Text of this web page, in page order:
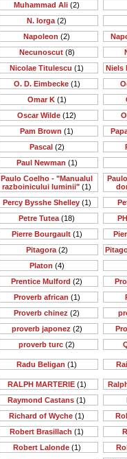
Muhammad Ali (2)
N. Iorga (2)
Napoleon (2)
Necunoscut(8)
Nicolae Titulescu (1)
Niels
O. D. Eimbecke(1)
Omar K(1)
Oscar Wilde (12)
Pam Brown (1)
Pascal(2)
Paul Newman (1)
Paulo Coelho - "Manualul
razboinicului luminii" (1)
Percy Bysshe Shelley(1)
Petre Tutea (18)
Pierre Bourgault(1)
Pitagora(2)
Platon (4)
Prentice Mulford (2)
Proverb african (1)
Proverb chinez (2)
proverb japonez (2)
proverb turc (2)
Radu Beligan (1)
RALPH MARTERIE(1)
Raymond Castans (1)
Richard of Wyche (1)
Robert Brasillach (1)
Robert Lalonde(1)